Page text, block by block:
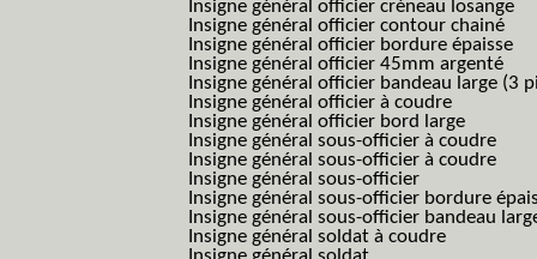
Insigne général officier créneau losange
Insigne général officier contour chainé
Insigne général officier bordure épaisse
Insigne général officier 45mm argenté
Insigne général officier bandeau large (3
Insigne général officier à coudre
Insigne général officier bord large
Insigne général sous-officier à coudre
Insigne général sous-officier à coudre
Insigne général sous-officier
Insigne général sous-officier bordure
Insigne général sous-officier bandeau
Insigne général soldat à coudre